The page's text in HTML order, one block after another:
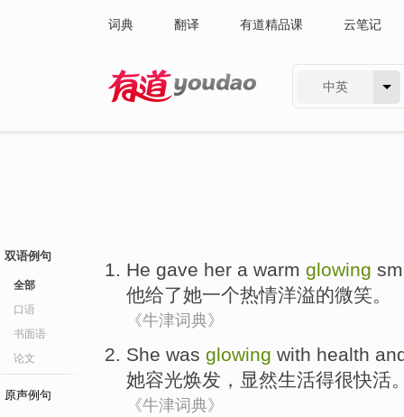
词典 翻译 有道精品课 云笔记
中英
双语例句
全部
口语
书面语
论文
原声例句
He gave her a warm glowing
他给了她一个热情洋溢的微笑。
《牛津词典》
She was glowing with health
她容光焕发 ， 显然生活得很快活
《牛津词典》